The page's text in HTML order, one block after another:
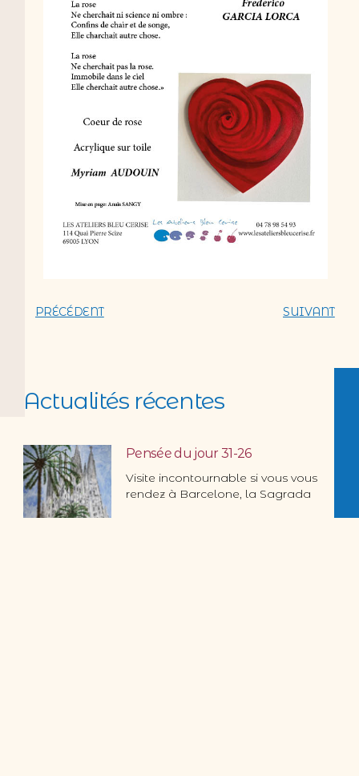
PRÉCÉDENT SUIVANT
Actualités récentes
Pensée du jour 31-26
Visite incontournable si vous vous
rendez à Barcelone, la Sagrada